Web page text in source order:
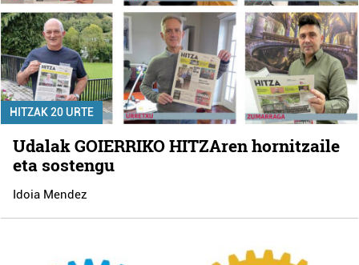
HITZAK 20 URTE
Udalak GOIERRIKO HITZAren hornitzaile
eta sostengu
Idoia Mendez